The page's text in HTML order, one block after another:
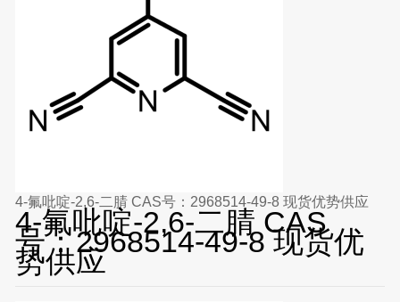
4-氟吡啶-2,6-二腈 CAS号：2968514-49-8 现货优势供应
4-氟吡啶-2,6-二腈 CAS
号：2968514-49-8 现货优
势供应